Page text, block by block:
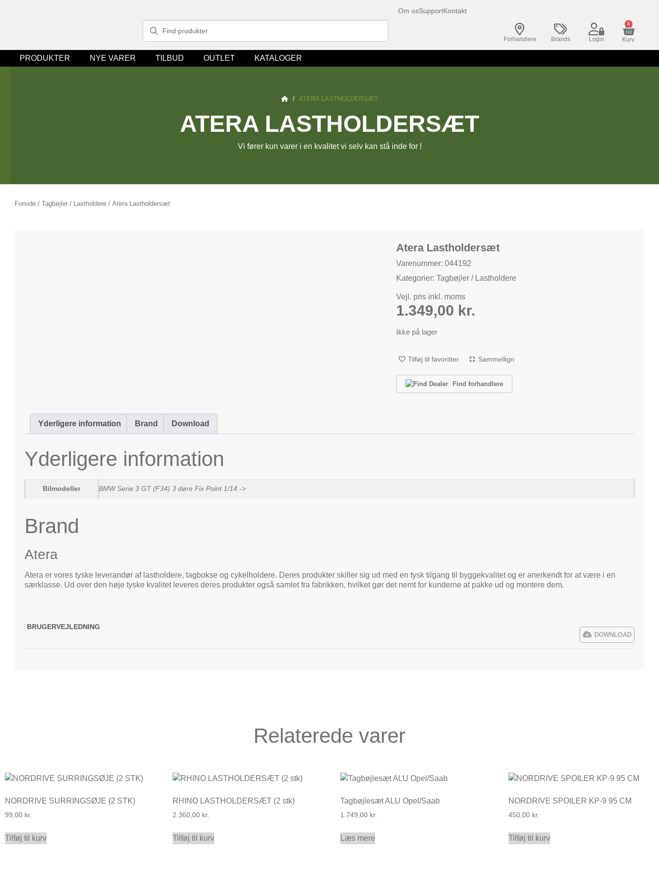
Om osSupportKontakt
Forhandlere Brands Login
0
Kurv
PRODUKTER NYE VARER TILBUD OUTLET KATALOGER
/ ATERA LASTHOLDERSÆT
ATERA LASTHOLDERSÆT
Vi fører kun varer i en kvalitet vi selv kan stå inde for !
Forside / Tagbøjler / Lastholdere / Atera Lastholdersæt
Atera Lastholdersæt
Varenummer: 044192
Kategorier:Tagbøjler / Lastholdere
Vejl. pris inkl. moms
1.349,00 kr.
Ikke på lager
Tilføj til favoritter Sammellign
Find forhandlere
Yderligere information Brand Download
Yderligere information
Bilmodeller BMW Serie 3 GT (F34) 3 døre Fix Point 1/14 ->
Brand
Atera
Atera er vores tyske leverandør af lastholdere, tagbokse og cykelholdere. Deres produkter skiller sig ud med en tysk tilgang til byggekvalitet og er anerkendt for at være i en
særklasse. Ud over den høje tyske kvalitet leveres deres produkter også samlet fra fabrikken, hvilket gør det nemt for kunderne at pakke ud og montere dem.
BRUGERVEJLEDNING
DOWNLOAD
Relaterede varer
NORDRIVE SURRINGSØJE (2 STK)
99,00 kr.
Tilføj til kurv
RHINO LASTHOLDERSÆT (2 stk)
2.360,00 kr.
Tilføj til kurv
Tagbøjlesæt ALU Opel/Saab
1.749,00 kr.
Læs mere
NORDRIVE SPOILER KP-9 95 CM
450,00 kr.
Tilføj til kurv